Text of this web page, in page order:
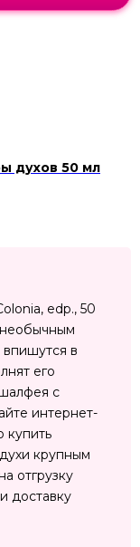
духов 50 мл
edp., 50
в
его
с
интернет-
купить
крупным
отгрузку
доставку